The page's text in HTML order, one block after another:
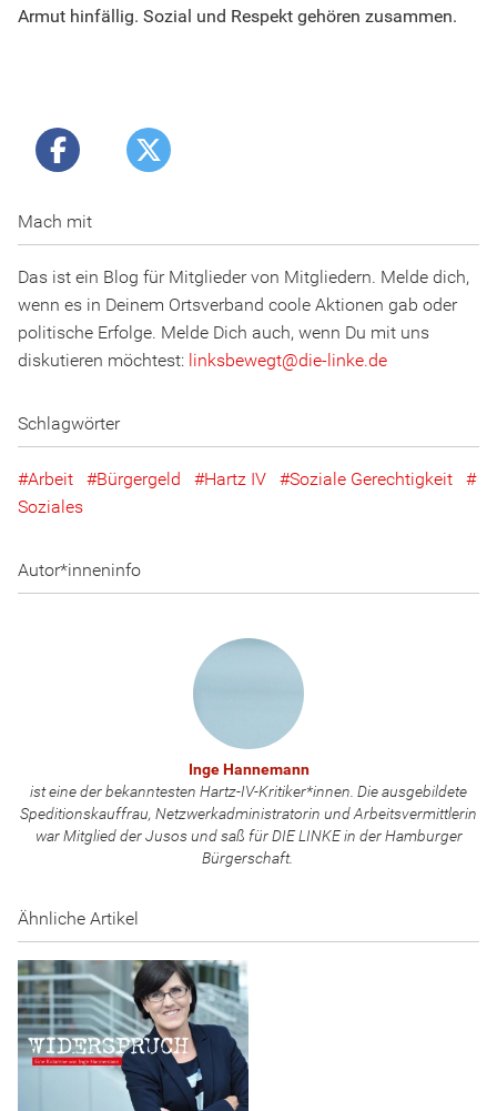
Armut hinfällig. Sozial und Respekt gehören zusammen.
Mach mit
Das ist ein Blog für Mitglieder von Mitgliedern. Melde dich,
wenn es in Deinem Ortsverband coole Aktionen gab oder
politische Erfolge. Melde Dich auch, wenn Du mit uns
diskutieren möchtest: linksbewegt@die-linke.de
Schlagwörter
Arbeit Bürgergeld Hartz IV
Soziale Gerechtigkeit
Soziales
Autor*inneninfo
Inge Hannemann
ist eine der bekanntesten Hartz-IV-Kritiker*innen. Die ausgebildete
Speditionskauffrau, Netzwerkadministratorin und Arbeitsvermittlerin
war Mitglied der Jusos und saß für DIE LINKE in der Hamburger
Bürgerschaft.
Ähnliche Artikel